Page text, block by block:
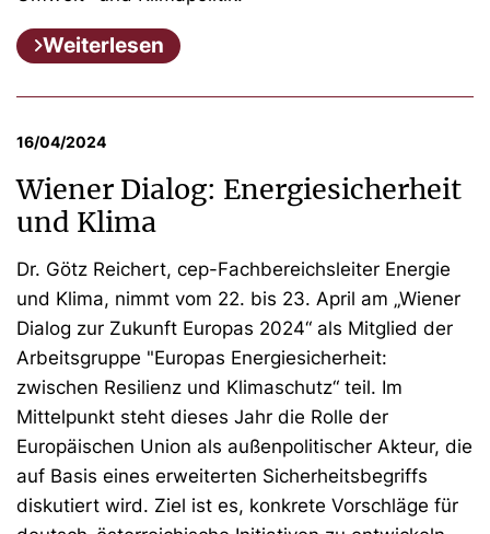
Weiterlesen
16/04/2024
Wiener Dialog: Energiesicherheit
und Klima
Dr. Götz Reichert, cep-Fachbereichsleiter Energie
und Klima, nimmt vom 22. bis 23. April am „Wiener
Dialog zur Zukunft Europas 2024“ als Mitglied der
Arbeitsgruppe "Europas Energiesicherheit:
zwischen Resilienz und Klimaschutz“ teil. Im
Mittelpunkt steht dieses Jahr die Rolle der
Europäischen Union als außenpolitischer Akteur, die
auf Basis eines erweiterten Sicherheitsbegriffs
diskutiert wird. Ziel ist es, konkrete Vorschläge für